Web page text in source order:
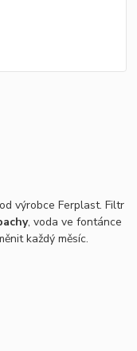
výrobce Ferplast. Filtr
, voda ve fontánce
každý měsíc.